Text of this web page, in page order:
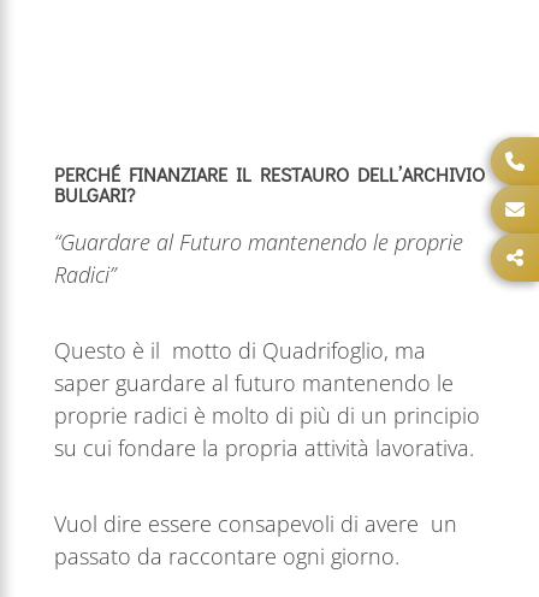
PERCHÉ FINANZIARE IL RESTAURO DELL’ARCHIVIO
BULGARI?
“Guardare al Futuro mantenendo le proprie
Radici”
Questo è il motto di Quadrifoglio, ma
saper guardare al futuro mantenendo le
proprie radici è molto di più di un principio
su cui fondare la propria attività lavorativa.
Vuol dire essere consapevoli di avere un
passato da raccontare ogni giorno.